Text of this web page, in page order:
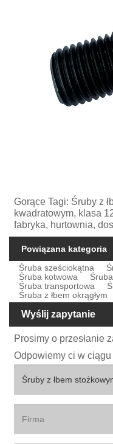
Gorące Tagi: Śruby z
kwadratowym, klasa
fabryka, hurtownia,
Powiązana kategoria
Śruba sześciokątna
Śruba kotwowa
Śruba transportowa
Śruba z łbem okrągłym
Wyślij zapytanie
Prosimy o przesłanie
Odpowiemy ci w